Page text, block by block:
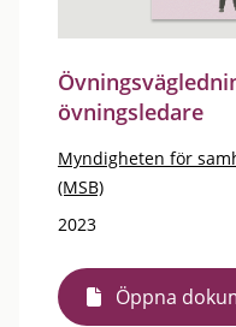
övningsledare
Myndigheten för
(MSB)
2023
Öppna